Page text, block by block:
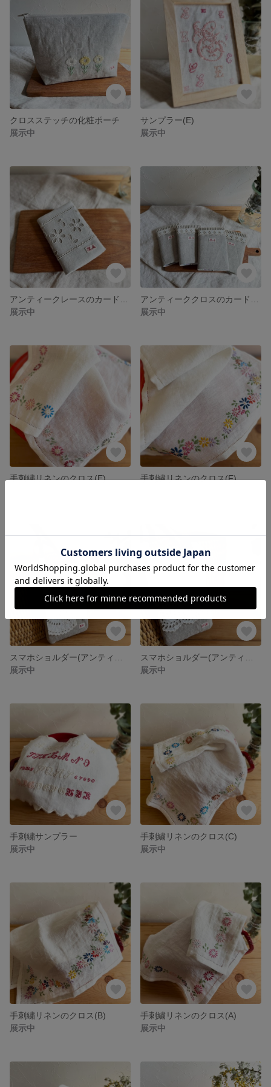
クロスステッチの化粧ポーチ
展示中
サンプラー(E)
展示中
展示中
展示中
手刺繍リネンのクロス(E)
手刺繍リネンのクロス(F)
展示中
展示中
手刺繍サンプラー
展示中
手刺繍リネンのクロス(C)
展示中
手刺繍リネンのクロス(B)
展示中
手刺繍リネンのクロス(A)
展示中